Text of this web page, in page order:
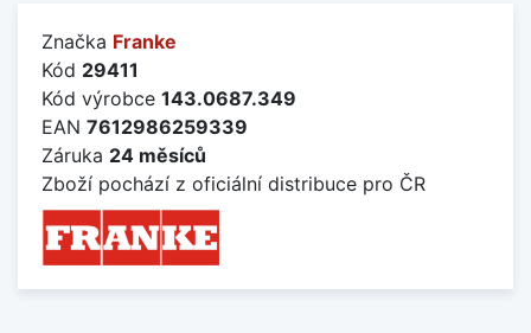
Značka Franke
Kód 29411
Kód výrobce 143.0687.349
EAN 7612986259339
Záruka 24 měsíců
Zboží pochází z oficiální distribuce pro ČR